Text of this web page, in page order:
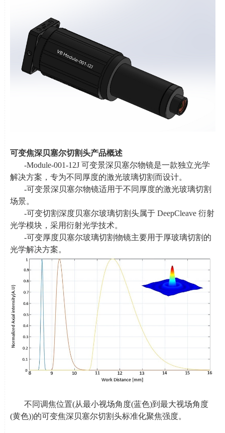
可变焦深贝塞尔切割头产品概述
-Module-001-12J 可变景深贝塞尔物镜是一款独立光学
解决方案，专为不同厚度的激光玻璃切割而设计。
-可变景深贝塞尔物镜适用于不同厚度的激光玻璃切割
场景。
-可变切割深度贝塞尔玻璃切割头属于DeepCleave 衍射
光学模块，采用衍射光学技术。
-可变厚度贝塞尔玻璃切割物镜主要用于厚玻璃切割的
光学解决方案。
不同调焦位置(从最小视场角度(蓝色)到最大视场角度
(黄色))的可变焦深贝塞尔切割头标准化聚焦强度。